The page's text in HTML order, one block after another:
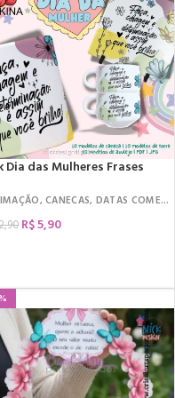
,DIA DA MULHER
Dia das Mulheres Frases
,CANECAS, DATAS COMEMORATIVAS
R$5,90